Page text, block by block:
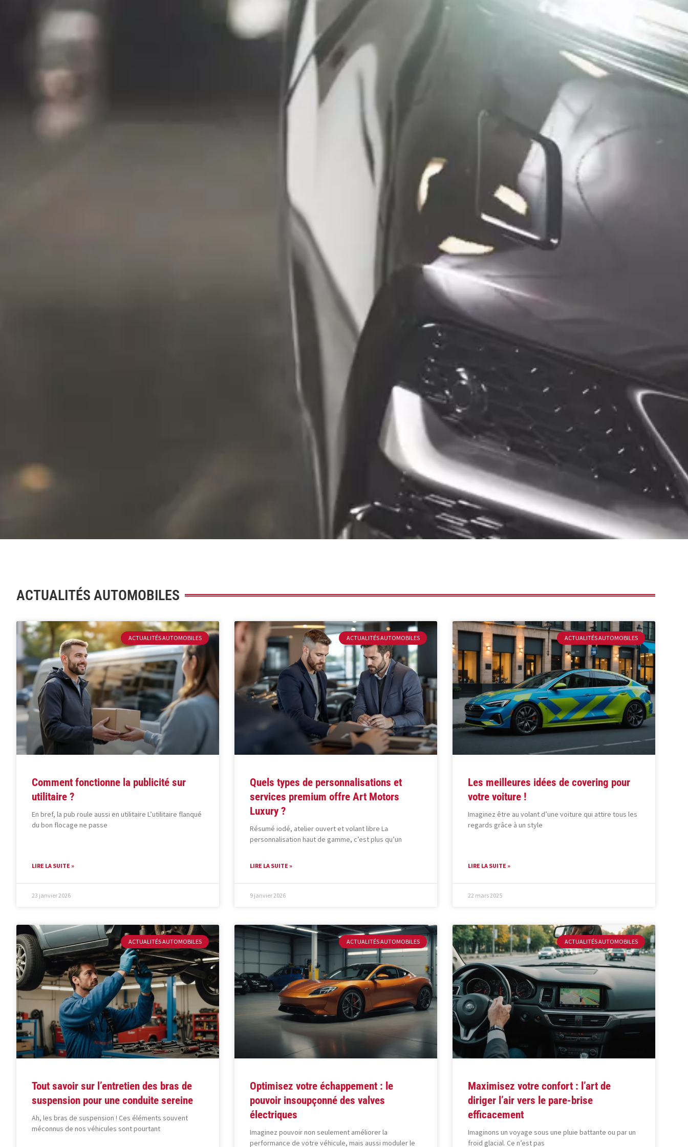
ACTUALITÉS AUTOMOBILES
ACTUALITÉS AUTOMOBILES
Comment fonctionne la publicité sur
utilitaire ?
En bref, la pub roule aussi en utilitaire L’utilitaire flanqué
du bon flocage ne passe
LIRE LA SUITE »
23 janvier 2026
ACTUALITÉS AUTOMOBILES
Quels types de personnalisations et
services premium offre Art Motors
Luxury ?
Résumé iodé, atelier ouvert et volant libre La
personnalisation haut de gamme, c’est plus qu’un
LIRE LA SUITE »
9 janvier 2026
ACTUALITÉS AUTOMOBILES
Les meilleures idées de covering pour
votre voiture !
Imaginez être au volant d’une voiture qui attire tous les
regards grâce à un style
LIRE LA SUITE »
22 mars 2025
ACTUALITÉS AUTOMOBILES
Tout savoir sur l’entretien des bras de
suspension pour une conduite sereine
Ah, les bras de suspension ! Ces éléments souvent
méconnus de nos véhicules sont pourtant
ACTUALITÉS AUTOMOBILES
Optimisez votre échappement : le
pouvoir insoupçonné des valves
électriques
Imaginez pouvoir non seulement améliorer la
performance de votre véhicule, mais aussi moduler le
ACTUALITÉS AUTOMOBILES
Maximisez votre confort : l’art de
diriger l’air vers le pare-brise
efficacement
Imaginons un voyage sous une pluie battante ou par un
froid glacial. Ce n’est pas